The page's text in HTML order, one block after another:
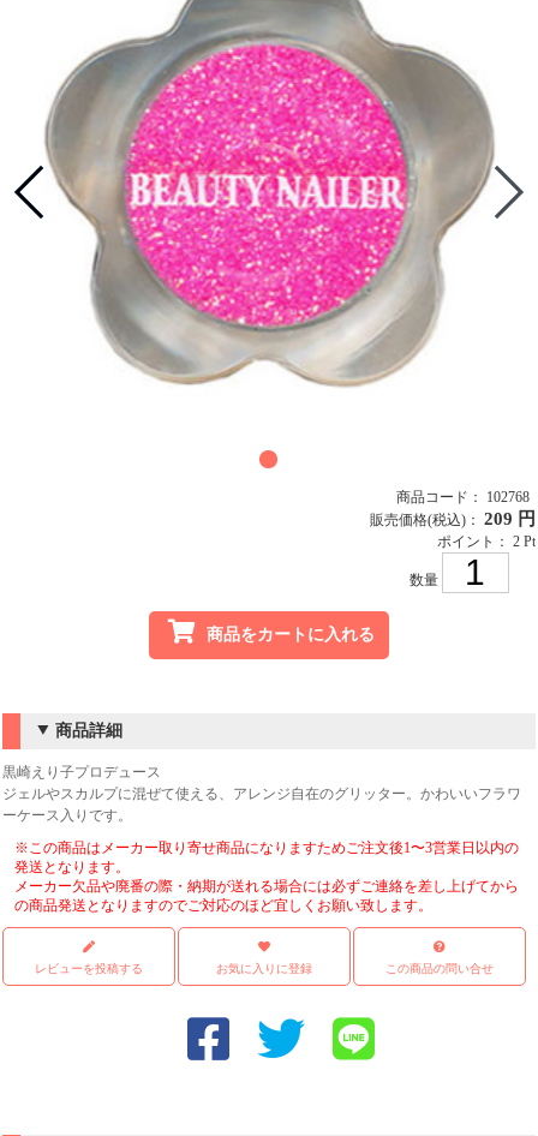
商品コード： 102768
販売価格(税込)： 209 円
ポイント： 2 Pt
数量
商品をカートに入れる
商品詳細
黒崎えり子プロデュース
ジェルやスカルプに混ぜて使える、アレンジ自在のグリッター。かわいいフラワ
ーケース入りです。
※この商品はメーカー取り寄せ商品になりますためご注文後1〜3営業日以内の
発送となります。
メーカー欠品や廃番の際・納期が送れる場合には必ずご連絡を差し上げてから
の商品発送となりますのでご対応のほど宜しくお願い致します。
レビューを投稿する お気に入りに登録 この商品の問い合せ